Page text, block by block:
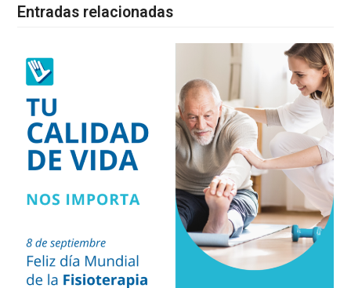
Entradas relacionadas